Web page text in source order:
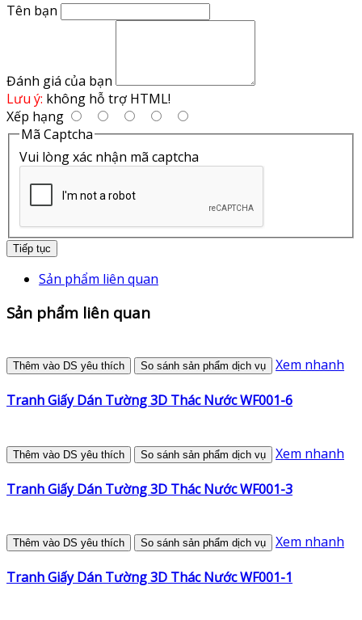
Tên bạn
Đánh giá của bạn
Lưu ý: không hỗ trợ HTML!
Xếp hạng
Mã Captcha
Vui lòng xác nhận mã captcha
Tiếp tục
Sản phẩm liên quan
Sản phẩm liên quan
Thêm vào DS yêu thích So sánh sản phẩm dịch vụ Xem nhanh
Tranh Giấy Dán Tường 3D Thác Nước WF001-6
Thêm vào DS yêu thích So sánh sản phẩm dịch vụ Xem nhanh
Tranh Giấy Dán Tường 3D Thác Nước WF001-3
Thêm vào DS yêu thích So sánh sản phẩm dịch vụ Xem nhanh
Tranh Giấy Dán Tường 3D Thác Nước WF001-1